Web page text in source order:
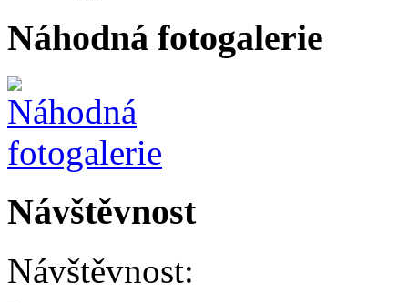
Náhodná fotogalerie
Návštěvnost
Návštěvnost: